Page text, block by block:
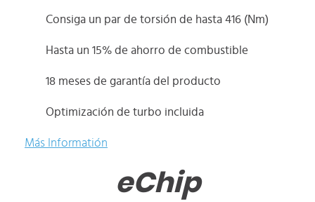
Consiga un par de torsión de hasta 416 (Nm)
Hasta un 15% de ahorro de combustible
18 meses de garantía del producto
Optimización de turbo incluida
Más Informatión
eChip